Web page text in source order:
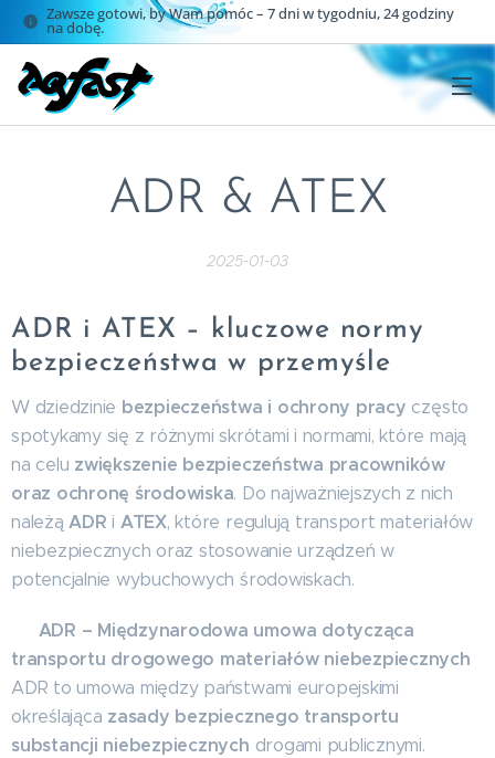
Zawsze gotowi, by Wam pomóc – 7 dni w tygodniu, 24 godziny
na dobę.
ADR & ATEX
2025-01-03
ADR i ATEX – kluczowe normy
bezpieczeństwa w przemyśle
W dziedzinie bezpieczeństwa i ochrony pracy często
spotykamy się z różnymi skrótami i normami, które mają
na celu zwiększenie bezpieczeństwa pracowników
oraz ochronę środowiska. Do najważniejszych z nich
należąADR i ATEX, które regulują transport materiałów
niebezpiecznych oraz stosowanie urządzeń w
potencjalnie wybuchowych środowiskach.
ADR – Międzynarodowa umowa dotycząca
transportu drogowego materiałów niebezpiecznych
ADR to umowa między państwami europejskimi
określająca zasady bezpiecznego transportu
substancji niebezpiecznych drogami publicznymi.